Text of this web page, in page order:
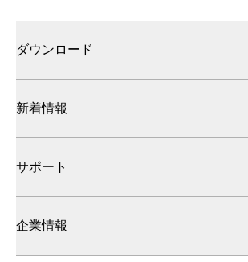
ダウンロード
新着情報
サポート
企業情報